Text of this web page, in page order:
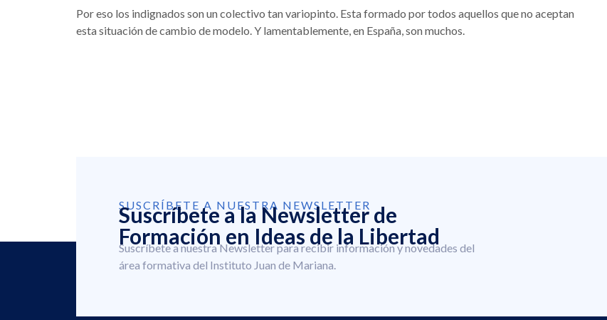
Por eso los indignados son un colectivo tan variopinto. Esta formado por todos aquellos que no aceptan
esta situación de cambio de modelo. Y lamentablemente, en España, son muchos.
SUSCRÍBETE A NUESTRA NEWSLETTER
Suscríbete a la Newsletter de
Formación en Ideas de la Libertad
Suscríbete a nuestra Newsletter para recibir información y novedades del
área formativa del Instituto Juan de Mariana.